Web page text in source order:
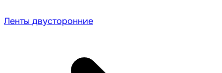
Ленты двусторонние